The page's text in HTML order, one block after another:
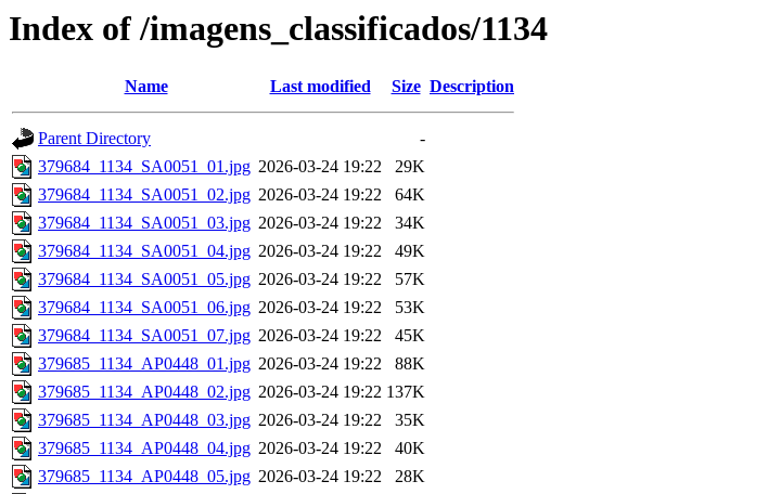
Index of /imagens_classificados/1134
Name Last modified Size Description
Parent Directory
-
379684_1134_SA0051_01.jpg 2026-03-24 19:22
29K
379684_1134_SA0051_02.jpg 2026-03-24 19:22
64K
379684_1134_SA0051_03.jpg 2026-03-24 19:22
34K
379684_1134_SA0051_04.jpg 2026-03-24 19:22
49K
379684_1134_SA0051_05.jpg 2026-03-24 19:22
57K
379684_1134_SA0051_06.jpg 2026-03-24 19:22
53K
379684_1134_SA0051_07.jpg 2026-03-24 19:22
45K
379685_1134_AP0448_01.jpg 2026-03-24 19:22
88K
379685_1134_AP0448_02.jpg 2026-03-24 19:22 137K
379685_1134_AP0448_03.jpg 2026-03-24 19:22
35K
379685_1134_AP0448_04.jpg 2026-03-24 19:22
40K
379685_1134_AP0448_05.jpg 2026-03-24 19:22
28K